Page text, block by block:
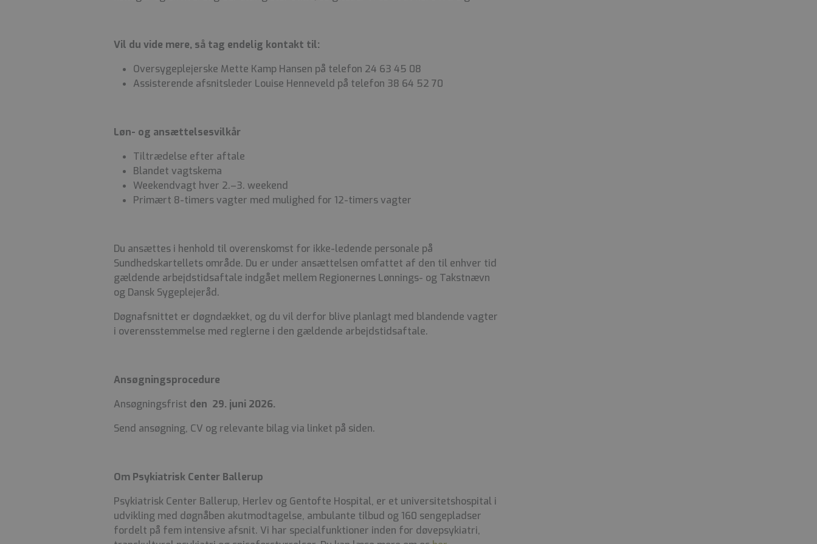
Vil du vide mere, så tag endelig kontakt til:
Oversygeplejerske Mette Kamp Hansen på telefon 24 63 45 08
Assisterende afsnitsleder Louise Henneveld på telefon 38 64 52 70
Løn- og ansættelsesvilkår
Tiltrædelse efter aftale
Blandet vagtskema
Weekendvagt hver 2.–3. weekend
Primært 8-timers vagter med mulighed for 12-timers vagter
Du ansættes i henhold til overenskomst for ikke-ledende personale på
Sundhedskartellets område. Du er under ansættelsen omfattet af den til enhver tid
gældende arbejdstidsaftale indgået mellem Regionernes Lønnings- og Takstnævn
og Dansk Sygeplejeråd.
Døgnafsnittet er døgndækket, og du vil derfor blive planlagt med blandende vagter
i overensstemmelse med reglerne i den gældende arbejdstidsaftale.
Ansøgningsprocedure
Ansøgningsfrist den 29. juni 2026.
Send ansøgning, CV og relevante bilag via linket på siden.
Om Psykiatrisk Center Ballerup
Psykiatrisk Center Ballerup, Herlev og Gentofte Hospital, er et universitetshospital i
udvikling med døgnåben akutmodtagelse, ambulante tilbud og 160 sengepladser
fordelt på fem intensive afsnit. Vi har specialfunktioner inden for døvepsykiatri,